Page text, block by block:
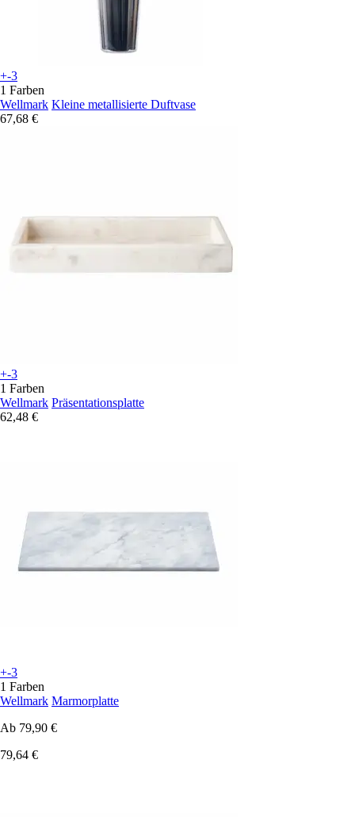
+-3
1 Farben
Wellmark Kleine metallisierte Duftvase
67,68 €
+-3
1 Farben
Wellmark Präsentationsplatte
62,48 €
+-3
1 Farben
Wellmark Marmorplatte
Ab 79,90 €
79,64 €